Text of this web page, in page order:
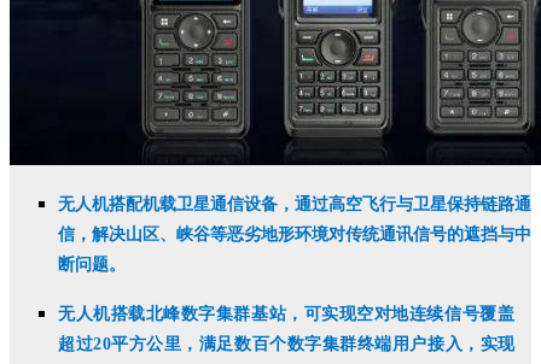
无人机搭配机载卫星通信设备，通过高空飞行与卫星保持链路通
信，解决山区、峡谷等恶劣地形环境对传统通讯信号的遮挡与中
断问题。
无人机搭载北峰数字集群基站，可实现空对地连续信号覆盖
超过20平方公里，满足数百个数字集群终端用户接入，实现